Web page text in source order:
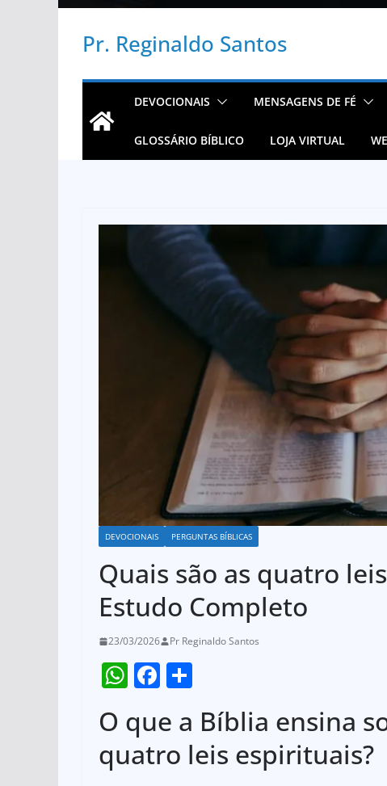
Pr. Reginaldo Santos
DEVOCIONAIS MENSAGENS DE FÉ
GLOSSÁRIO BÍBLICO LOJA VIRTUAL
DEVOCIONAIS PERGUNTAS BÍBLICAS
Quais são as quatro
Estudo Completo
23/03/2026 Pr Reginaldo Santos
W
at
s
F
c
e
ar
e
O que a Bíblia ensina
quatro leis espirituais?